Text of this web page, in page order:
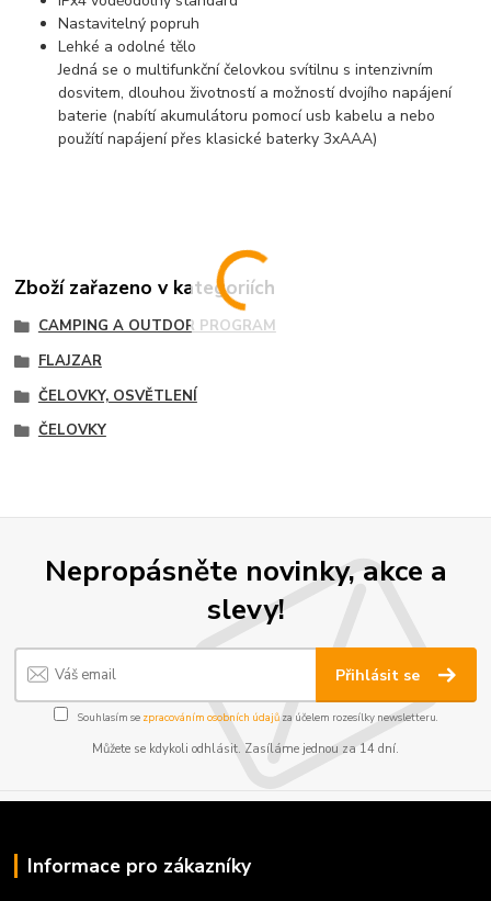
Nastavitelný popruh
Lehké a odolné tělo
Jedná se o multifunkční čelovkou svítilnu s intenzivním
dosvitem, dlouhou životností a možností dvojího napájení
baterie (nabítí akumulátoru pomocí usb kabelu a nebo
použítí napájení přes klasické baterky 3xAAA)
Zboží zařazeno v kategoriích
CAMPING A OUTDOR PROGRAM
FLAJZAR
ČELOVKY, OSVĚTLENÍ
ČELOVKY
Nepropásněte novinky, akce a
slevy!
Přihlásit se
Souhlasím se zpracováním osobních údajůza účelem rozesílky newsletteru.
Můžete se kdykoli odhlásit. Zasíláme jednou za 14 dní.
Informace pro zákazníky